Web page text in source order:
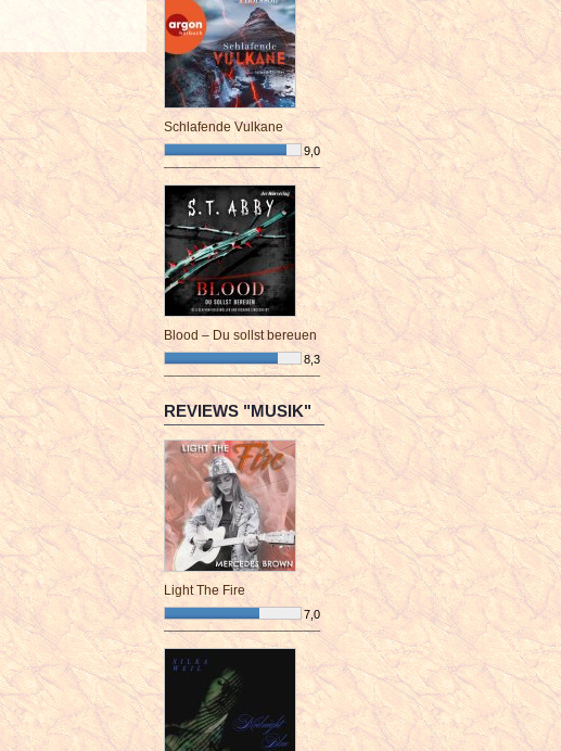
Schlafende Vulkane
9,0
¯¯¯¯¯¯¯¯¯¯¯¯¯¯¯¯¯¯¯¯¯¯¯¯
Blood – Du sollst bereuen
8,3
¯¯¯¯¯¯¯¯¯¯¯¯¯¯¯¯¯¯¯¯¯¯¯¯
REVIEWS "MUSIK"
Light The Fire
7,0
¯¯¯¯¯¯¯¯¯¯¯¯¯¯¯¯¯¯¯¯¯¯¯¯